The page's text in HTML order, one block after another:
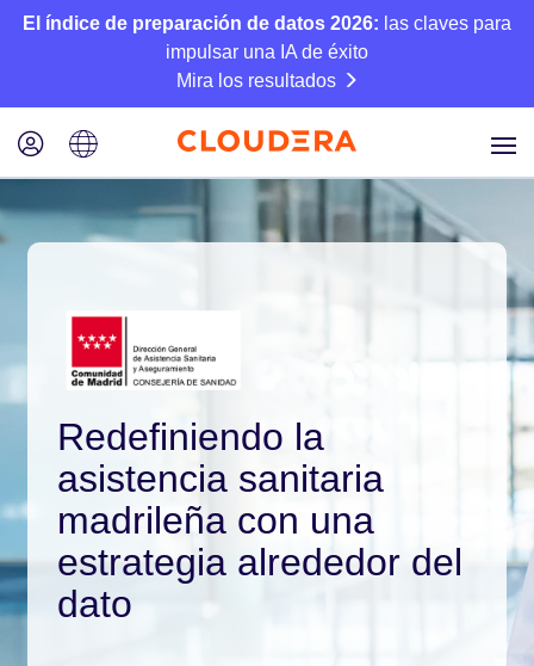
El índice de preparación de datos 2026: las claves para
impulsar una IA de éxito
Mira los resultados
Redefiniendo la
asistencia sanitaria
madrileña con una
estrategia alrededor del
dato